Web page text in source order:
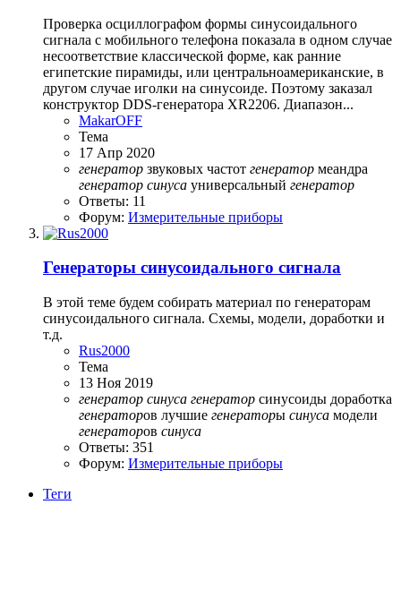
Проверка осциллографом формы синусоидального
сигнала с мобильного телефона показала в одном случае
несоответствие классической форме, как ранние
египетские пирамиды, или центральноамериканские, в
другом случае иголки на синусоиде. Поэтому заказал
конструктор DDS-генератора XR2206. Диапазон...
MakarOFF
Тема
17 Апр 2020
генератор звуковых частот генератор меандра
генератор синуса универсальный генератор
Ответы: 11
Форум: Измерительные приборы
Генераторы синусоидального сигнала
В этой теме будем собирать материал по генераторам
синусоидального сигнала. Схемы, модели, доработки и
т.д.
Rus2000
Тема
13 Ноя 2019
генератор синуса генератор синусоиды доработка
генераторов лучшие генераторы синуса модели
генераторов синуса
Ответы: 351
Форум: Измерительные приборы
Теги